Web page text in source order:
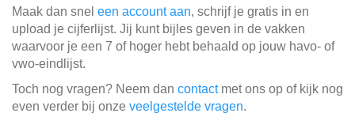
Maak dan snel een account aan, schrijf je gratis in en
upload je cijferlijst. Jij kunt bijles geven in de vakken
waarvoor je een 7 of hoger hebt behaald op jouw havo- of
vwo-eindlijst.
Toch nog vragen? Neem dan contactmet ons op of kijk nog
even verder bij onze veelgestelde vragen.